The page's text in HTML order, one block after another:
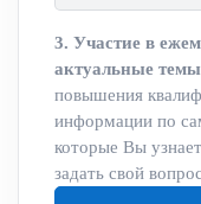
3. Участие в
актуальные
повышения
информации по
которые Вы
задать свой